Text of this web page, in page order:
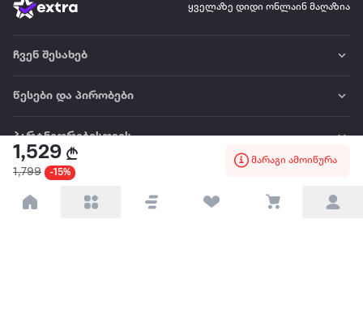
1,529
1,799 -15%
მარაგი ამოიწურა
ყველაზე დიდი ონლაინ მაღაზია
ჩვენ შესახებ
წესები და პირობები
პარტნიორებისთვის
ტრენდული